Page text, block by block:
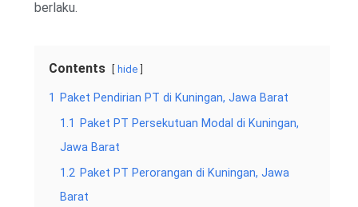
berlaku.
Contents hide
1
Paket Pendirian PT di Kuningan, Jawa Barat
1.1
Paket PT Persekutuan Modal di Kuningan,
Jawa Barat
1.2 Paket PT Perorangan di Kuningan, Jawa
Barat